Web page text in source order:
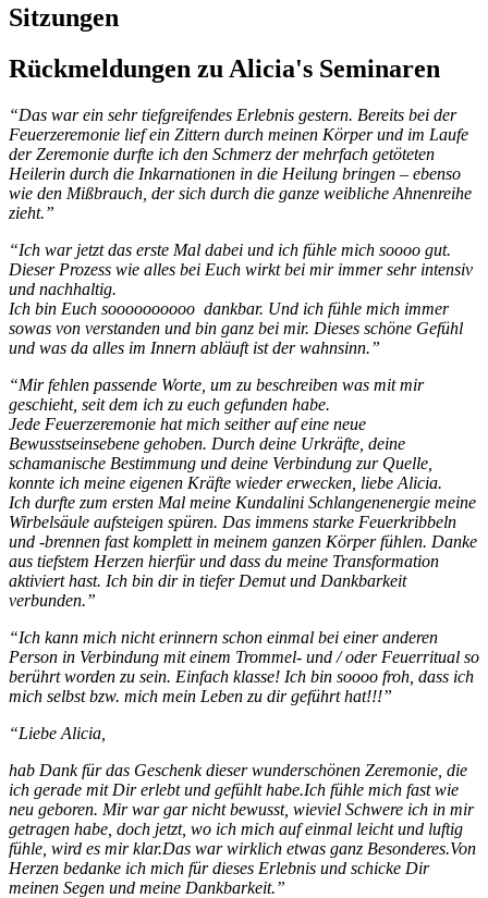
Sitzungen
Rückmeldungen zu Alicia's Seminaren
“Das war ein sehr tiefgreifendes Erlebnis gestern. Bereits bei der
Feuerzeremonie lief ein Zittern durch meinen Körper und im Laufe
der Zeremonie durfte ich den Schmerz der mehrfach getöteten
Heilerin durch die Inkarnationen in die Heilung bringen – ebenso
wie den Mißbrauch, der sich durch die ganze weibliche Ahnenreihe
zieht.”
“Ich war jetzt das erste Mal dabei und ich fühle mich soooo gut.
Dieser Prozess wie alles bei Euch wirkt bei mir immer sehr intensiv
und nachhaltig.
Ich bin Euch soooooooooo dankbar. Und ich fühle mich immer
sowas von verstanden und bin ganz bei mir. Dieses schöne Gefühl
und was da alles im Innern abläuft ist der wahnsinn.”
“Mir fehlen passende Worte, um zu beschreiben was mit mir
geschieht, seit dem ich zu euch gefunden habe.
Jede Feuerzeremonie hat mich seither auf eine neue
Bewusstseinsebene gehoben. Durch deine Urkräfte, deine
schamanische Bestimmung und deine Verbindung zur Quelle,
konnte ich meine eigenen Kräfte wieder erwecken, liebe Alicia.
Ich durfte zum ersten Mal meine Kundalini Schlangenenergie meine
Wirbelsäule aufsteigen spüren. Das immens starke Feuerkribbeln
und -brennen fast komplett in meinem ganzen Körper fühlen. Danke
aus tiefstem Herzen hierfür und dass du meine Transformation
aktiviert hast. Ich bin dir in tiefer Demut und Dankbarkeit
verbunden.”
“Ich kann mich nicht erinnern schon einmal bei einer anderen
Person in Verbindung mit einem Trommel- und / oder Feuerritual so
berührt worden zu sein. Einfach klasse! Ich bin soooo froh, dass ich
mich selbst bzw. mich mein Leben zu dir geführt hat!!!”
“Liebe Alicia,
hab Dank für das Geschenk dieser wunderschönen Zeremonie, die
ich gerade mit Dir erlebt und gefühlt habe.Ich fühle mich fast wie
neu geboren. Mir war gar nicht bewusst, wieviel Schwere ich in mir
getragen habe, doch jetzt, wo ich mich auf einmal leicht und luftig
fühle, wird es mir klar.Das war wirklich etwas ganz Besonderes.Von
Herzen bedanke ich mich für dieses Erlebnis und schicke Dir
meinen Segen und meine Dankbarkeit.”